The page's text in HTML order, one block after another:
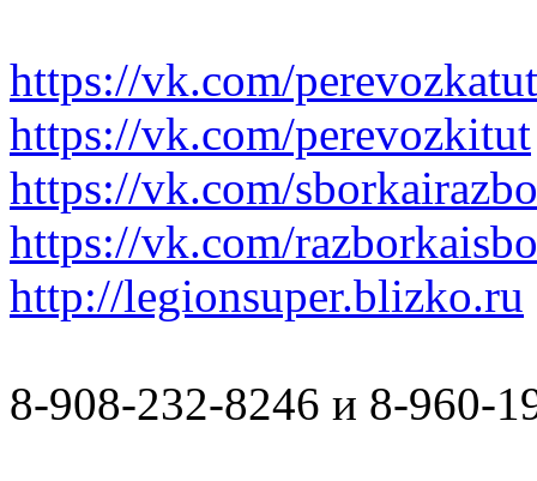
https://vk.com/perevozkatut
https://vk.com/perevozkitut
https://vk.com/
https://vk.com/
http://legionsuper.blizko.ru
8-908-232-8246 и 8-960-